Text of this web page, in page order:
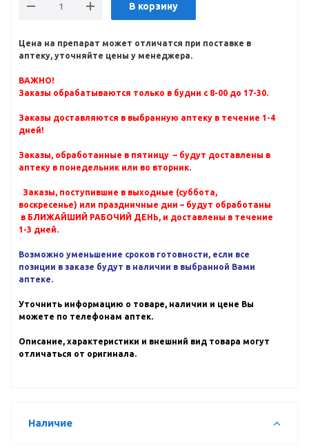
В корзину
Цена на препарат может отличатся при поставке в
аптеку, уточняйте цены у менеджера.
ВАЖНО!
Заказы обрабатываются только в будни с 8-00 до 17-30.
Заказы доставляются в выбранную аптеку в течение 1-4
дней!
Заказы, обработанные в пятницу – будут доставлены в
аптеку в понедельник или во вторник.
Заказы, поступившие в выходные (суббота,
воскресенье) или праздничные дни – будут обработаны
в БЛИЖАЙШИЙ РАБОЧИЙ ДЕНЬ, и доставлены в течение
1-3 дней.
Возможно уменьшение сроков готовности, если все
позиции в заказе будут в наличии в выбранной Вами
аптеке.
Уточнить информацию о товаре, наличии и цене Вы
можете по телефонам аптек.
Описание, характеристики и внешний вид товара могут
отличаться от оригинала.
Наличие